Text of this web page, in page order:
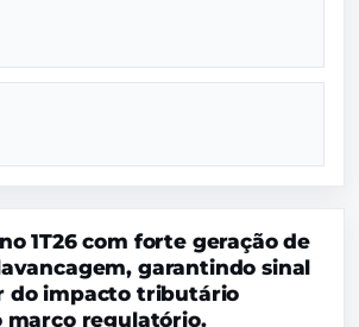
1T26 com forte geração de
garantindo sinal
do impacto tributário
marco regulatório.